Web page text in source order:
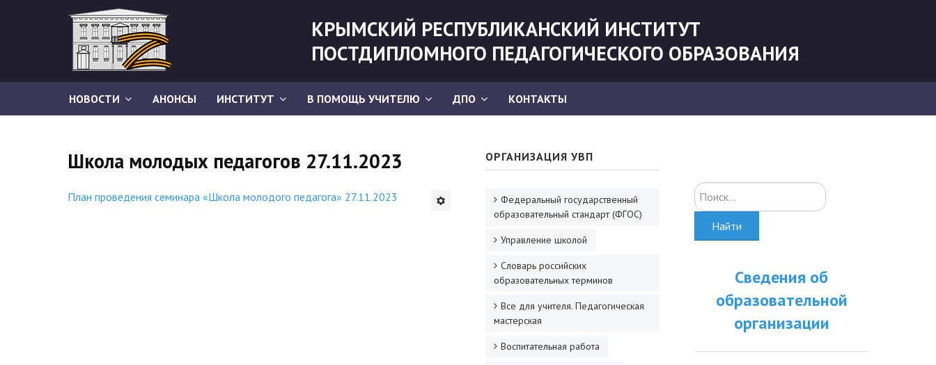
КРЫМСКИЙ РЕСПУБЛИКАНСКИЙ ИНСТИТУТ
ПОСТДИПЛОМНОГО ПЕДАГОГИЧЕСКОГО ОБРАЗОВАНИЯ
НОВОСТИ АНОНСЫ ИНСТИТУТ В ПОМОЩЬ УЧИТЕЛЮ ДПО КОНТАКТЫ
Школа молодых педагогов 27.11.2023
План проведения семинара «Школа молодого педагога» 27.11.2023
ОРГАНИЗАЦИЯ УВП
Федеральный государственный
образовательный стандарт (ФГОС)
Управление школой
Словарь российских
образовательных терминов
Все для учителя. Педагогическая
мастерская
Воспитательная работа
Искать...
Найти
Сведения об
образовательной
организации